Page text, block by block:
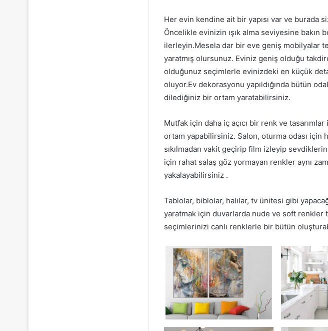
Her evin kendine ait bir yapısı var ve burada
Öncelikle evinizin ışık alma seviyesine bakın
ilerleyin.Mesela dar bir eve geniş mobilyalar
yaratmış olursunuz. Eviniz geniş olduğu
olduğunuz seçimlerle evinizdeki en küçük
oluyor.Ev dekorasyonu yapıldığında bütün
dilediğiniz bir ortam yaratabilirsiniz.
Mutfak için daha iç açıcı bir renk ve
ortam yapabilirsiniz. Salon, oturma odası için
sıkılmadan vakit geçirip film izleyip
için rahat salaş göz yormayan renkler aynı
yakalayabilirsiniz .
Tablolar, biblolar, halılar, tv ünitesi gibi
yaratmak için duvarlarda nude ve soft renkler
seçimlerinizi canlı renklerle bir bütün